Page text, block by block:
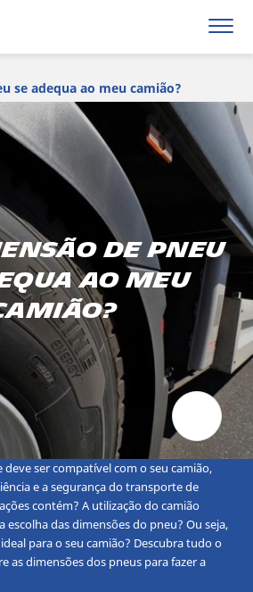
se adequa ao meu camião?
de pneu
ao meu
ser compatível com o seu camião,
e a segurança do transporte de
contém? A utilização do camião
escolha das dimensões do pneu? Ou seja,
para o seu camião? Descubra tudo o
as dimensões dos pneus para fazer a